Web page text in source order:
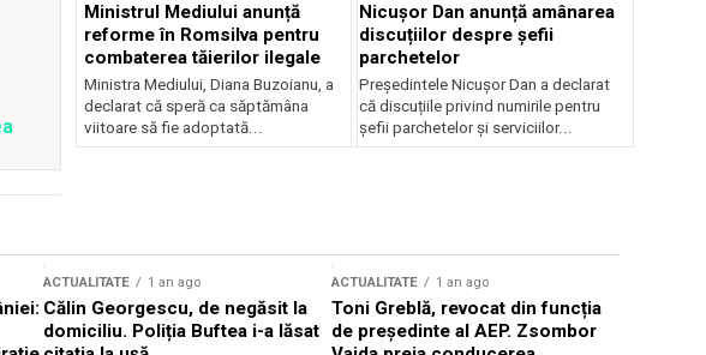
Ministrul Mediului anunță
reforme în Romsilva pentru
combaterea tăierilor ilegale
Ministra Mediului, Diana Buzoianu, a
declarat că speră ca săptămâna
viitoare să fie adoptată...
Nicușor Dan anunță amânarea
discuțiilor despre șefii
parchetelor
Președintele Nicușor Dan a declarat
că discuțiile privind numirile pentru
șefii parchetelor și serviciilor...
ACTUALITATE 1 an ago
Călin Georgescu, de negăsit la
domiciliu. Poliția Buftea i-a lăsat
ACTUALITATE 1 an ago
Toni Greblă, revocat din funcția
de președinte al AEP. Zsombor